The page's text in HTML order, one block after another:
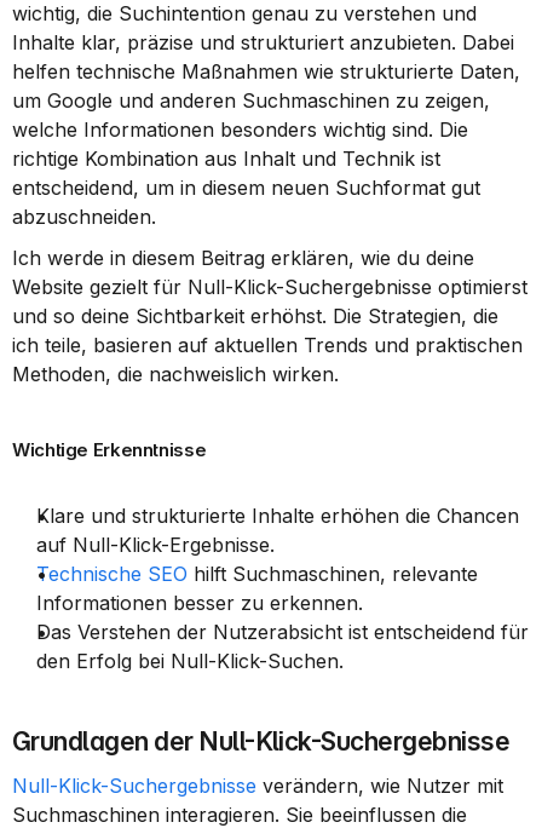
wichtig, die Suchintention genau zu verstehen und
Inhalte klar, präzise und strukturiert anzubieten. Dabei
helfen technische Maßnahmen wie strukturierte Daten,
um Google und anderen Suchmaschinen zu zeigen,
welche Informationen besonders wichtig sind. Die
richtige Kombination aus Inhalt und Technik ist
entscheidend, um in diesem neuen Suchformat gut
abzuschneiden.
Ich werde in diesem Beitrag erklären, wie du deine
Website gezielt für Null-Klick-Suchergebnisse optimierst
und so deine Sichtbarkeit erhöhst. Die Strategien, die
ich teile, basieren auf aktuellen Trends und praktischen
Methoden, die nachweislich wirken.
Wichtige Erkenntnisse
Klare und strukturierte Inhalte erhöhen die Chancen
auf Null-Klick-Ergebnisse.
Technische SEO hilft Suchmaschinen, relevante
Informationen besser zu erkennen.
Das Verstehen der Nutzerabsicht ist entscheidend für
den Erfolg bei Null-Klick-Suchen.
Grundlagen der Null-Klick-Suchergebnisse
Null-Klick-Suchergebnisse verändern, wie Nutzer mit
Suchmaschinen interagieren. Sie beeinflussen die